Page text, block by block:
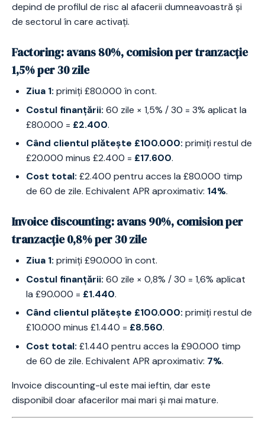
depind de profilul de risc al afacerii dumneavoastră și
de sectorul în care activați.
Factoring: avans 80%, comision per tranzacție
1,5% per 30 zile
Ziua 1: primiți £80.000 în cont.
Costul finanțării: 60 zile × 1,5% / 30 = 3% aplicat la
£80.000 = £2.400.
Când clientul plătește £100.000: primiți restul de
£20.000 minus £2.400 = £17.600.
Cost total: £2.400 pentru acces la £80.000 timp
de 60 de zile. Echivalent APR aproximativ: 14%.
Invoice discounting: avans 90%, comision per
tranzacție 0,8% per 30 zile
Ziua 1: primiți £90.000 în cont.
Costul finanțării: 60 zile × 0,8% / 30 = 1,6% aplicat
la £90.000 = £1.440.
Când clientul plătește £100.000: primiți restul de
£10.000 minus £1.440 = £8.560.
Cost total: £1.440 pentru acces la £90.000 timp
de 60 de zile. Echivalent APR aproximativ: 7%.
Invoice discounting-ul este mai ieftin, dar este
disponibil doar afacerilor mai mari și mai mature.